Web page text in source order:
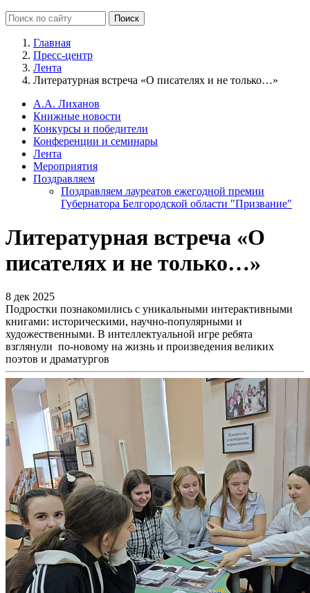
Главная
Пресс-центр
Лента
Литературная встреча «О писателях и не только…»
А.А. Лиханов
Книжные новости
Конкурсы и победители
Конференции и семинары
Лента
Мероприятия
Поздравляем
Поздравляем лауреатов ежегодной премии
Губернатора Белгородской области "Призвание"
Литературная встреча «О
писателях и не только…»
8 дек 2025
Подростки познакомились с уникальными интерактивными
книгами: историческими, научно-популярными и
художественными. В интеллектуальной игре ребята
взглянули по-новому на жизнь и произведения великих
поэтов и драматургов